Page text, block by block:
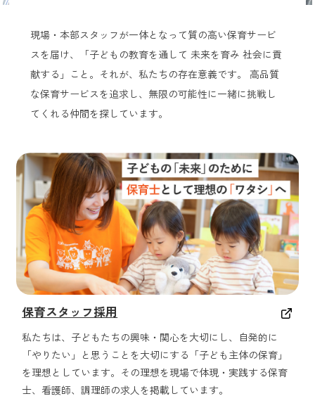
現場・本部スタッフが一体となって質の高い保育サービ
スを届け、「子どもの教育を通して 未来を育み 社会に貢
献する」こと。それが、私たちの存在意義です。 高品質
な保育サービスを追求し、無限の可能性に一緒に挑戦し
てくれる仲間を探しています。
保育スタッフ採用
私たちは、子どもたちの興味・関心を大切にし、自発的に
「やりたい」と思うことを大切にする「子ども主体の保育」
を理想としています。その理想を現場で体現・実践する保育
士、看護師、調理師の求人を掲載しています。